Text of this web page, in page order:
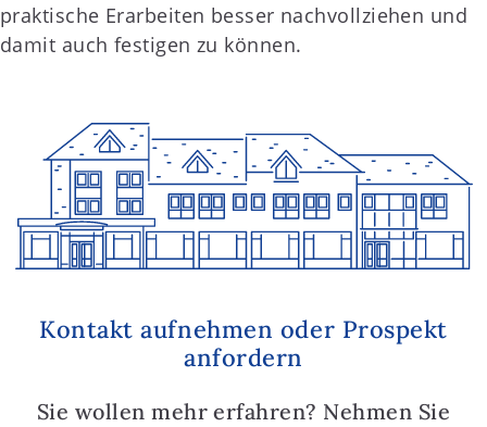
praktische Erarbeiten besser nachvollziehen und
damit auch festigen zu können.
Kontakt aufnehmen oder Prospekt
anfordern
Sie wollen mehr erfahren? Nehmen Sie